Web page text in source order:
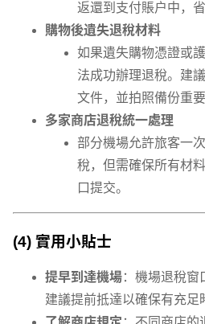
返還到支付賬戶中，
購物後遺失退稅材料
如果遺失購物憑證或
法成功辦理退稅。建
文件，並拍照備份重要
多家商店退稅統一處理
部分機場允許旅客一
稅，但需確保所有材
口提交。
(4) 實用小貼士
提早到達機場：機場退稅窗
建議提前抵達以確保有充足